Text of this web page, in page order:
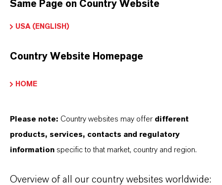
Ficha técnica
SELECCIONA UN ÁREA JURÍDICA
Same Page on Country Website
USA (ENGLISH)
Country Website Homepage
HOME
Please note: Country websites may offer different
products, services, contacts and regulatory
information specific to that market, country and region.
Overview of all our country websites worldwide: